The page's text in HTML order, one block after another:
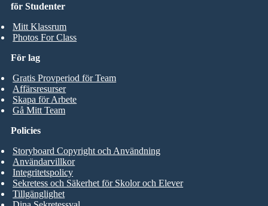
för Studenter
Mitt Klassrum
Photos For Class
För lag
Gratis Provperiod för Team
Affärsresurser
Skapa för Arbete
Gå Mitt Team
Policies
Storyboard Copyright och Användning
Användarvillkor
Integritetspolicy
Sekretess och Säkerhet för Skolor och Elever
Tillgänglighet